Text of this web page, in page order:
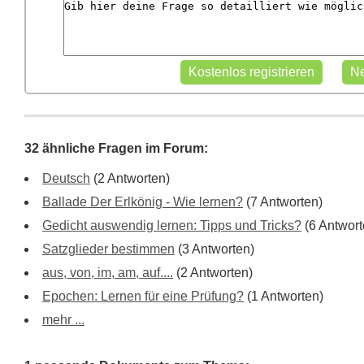
32 ähnliche Fragen im Forum:
Deutsch (2 Antworten)
Ballade Der Erlkönig - Wie lernen? (7 Antworten)
Gedicht auswendig lernen: Tipps und Tricks? (6
Satzglieder bestimmen (3 Antworten)
aus, von, im, am, auf.... (2 Antworten)
Epochen: Lernen für eine Prüfung? (1 Antworten)
mehr ...